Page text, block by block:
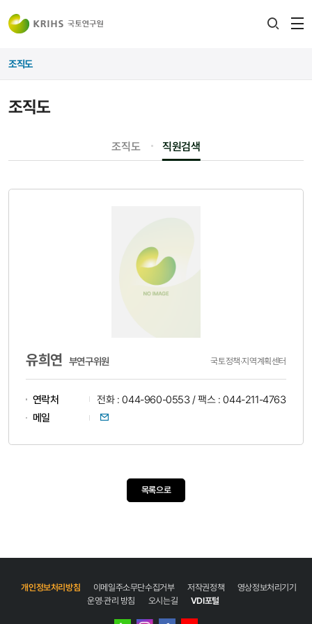
조직도
조직도
조직도 직원검색
유희연 부연구위원 국토정책·지역계획센터
연락처
전화 : 044-960-0553 / 팩스 : 044-211-4763
메일
이메일
목록으로
개인정보처리방침 이메일주소무단수집거부 저작권정책
영상정보처리기기
운영·관리 방침
오시는길 VDI포털